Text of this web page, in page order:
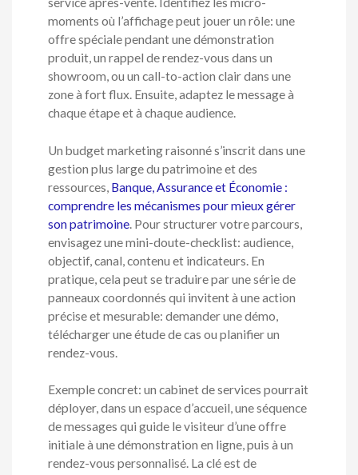
moments où l’affichage peut jouer un rôle: une
offre spéciale pendant une démonstration
produit, un rappel de rendez-vous dans un
showroom, ou un call-to-action clair dans une
zone à fort flux. Ensuite, adaptez le message à
chaque étape et à chaque audience.
Un budget marketing raisonné s’inscrit dans une
gestion plus large du patrimoine et des
ressources, Banque, Assurance et Économie :
comprendre les mécanismes pour mieux gérer
son patrimoine. Pour structurer votre parcours,
envisagez une mini-doute-checklist: audience,
objectif, canal, contenu et indicateurs. En
pratique, cela peut se traduire par une série de
panneaux coordonnés qui invitent à une action
précise et mesurable: demander une démo,
télécharger une étude de cas ou planifier un
rendez-vous.
Exemple concret: un cabinet de services pourrait
déployer, dans un espace d’accueil, une séquence
de messages qui guide le visiteur d’une offre
initiale à une démonstration en ligne, puis à un
rendez-vous personnalisé. La clé est de